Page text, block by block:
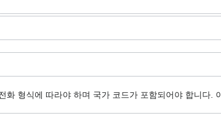
화 형식에 따라야 하며 국가 코드가 포함되어야 합니다.